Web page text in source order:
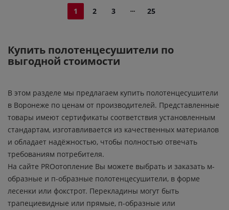
1 2 3 25
Купить полотенцесушители по
выгодной стоимости
В этом разделе мы предлагаем купить полотенцесушители
в Воронеже по ценам от производителей. Представленные
товары имеют сертификаты соответствия установленным
стандартам, изготавливается из качественных материалов
и обладает надёжностью, чтобы полностью отвечать
требованиям потребителя.
На сайте PROотопление Вы можете выбрать и заказать м-
образные и п-образные полотенцесушители, в форме
лесенки или фокстрот. Перекладины могут быть
трапециевидные или прямые, п-образные или